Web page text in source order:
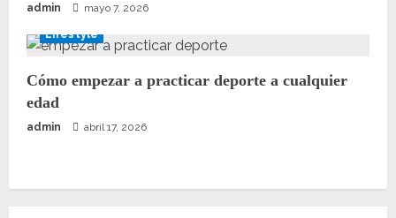
admin mayo 7, 2026
Lifestyle
Cómo empezar a practicar deporte a cualquier
edad
admin abril 17, 2026